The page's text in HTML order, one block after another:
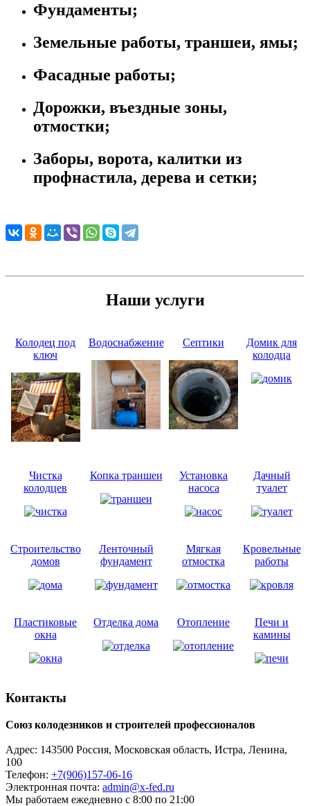
Фундаменты;
Земельные работы, траншеи, ямы;
Фасадные работы;
Дорожки, въездные зоны,
отмостки;
Заборы, ворота, калитки из
профнастила, дерева и сетки;
Наши услуги
Колодец под
ключ
Водоснабжение Септики
Домик для
колодца
Чистка
колодцев
Копка траншеи
Установка
насоса
Дачный
туалет
Строительство
домов
Ленточный
фундамент
Мягкая
отмостка
Кровельные
работы
Пластиковые
окна
Отделка дома Отопление
Печи и
камины
Контакты
Союз колодезников и строителей профессионалов
Адрес: 143500 Россия, Московская область, Истра, Ленина,
100
Телефон: +7(906)157-06-16
Электронная почта: admin@x-fed.ru
Мы работаем ежедневно с 8:00 по 21:00